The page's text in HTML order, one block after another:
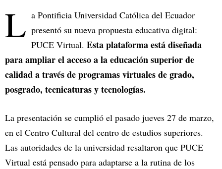
L a Pontificia Universidad Católica del Ecuador
presentó su nueva propuesta educativa digital:
PUCE Virtual. Esta plataforma está diseñada
para ampliar el acceso a la educación superior de
calidad a través de programas virtuales de grado,
posgrado, tecnicaturas y tecnologías.
La presentación se cumplió el pasado jueves 27 de marzo,
en el Centro Cultural del centro de estudios superiores.
Las autoridades de la universidad resaltaron que PUCE
Virtual está pensado para adaptarse a la rutina de los